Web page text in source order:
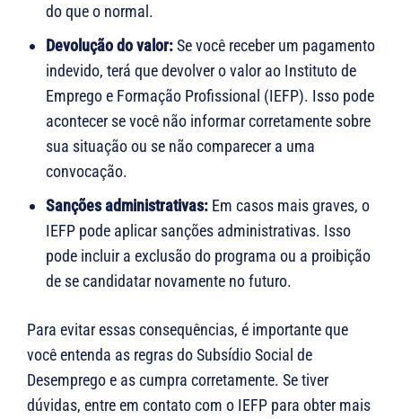
do que o normal.
Devolução do valor:Se você receber um pagamento
indevido, terá que devolver o valor ao Instituto de
Emprego e Formação Profissional (IEFP). Isso pode
acontecer se você não informar corretamente sobre
sua situação ou se não comparecer a uma
convocação.
Sanções administrativas: Em casos mais graves, o
IEFP pode aplicar sanções administrativas. Isso
pode incluir a exclusão do programa ou a proibição
de se candidatar novamente no futuro.
Para evitar essas consequências, é importante que
você entenda as regras do Subsídio Social de
Desemprego e as cumpra corretamente. Se tiver
dúvidas, entre em contato com o IEFP para obter mais